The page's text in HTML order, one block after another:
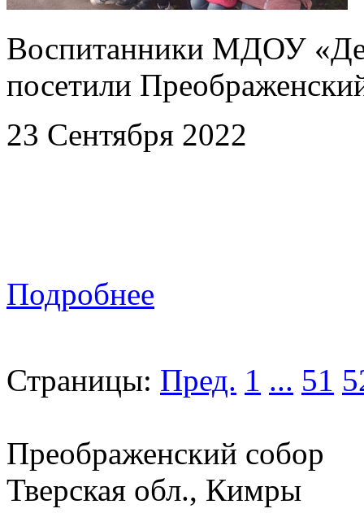
Воспитанники МДОУ
посетили
23 Сентября 2022
Подробнее
Страницы: Пред. 1 ... 51
Преображенский собор
Тверская обл., Кимры